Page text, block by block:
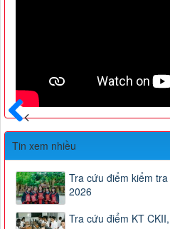
Trước
Tin xem nhiều
Tra cứu điểm kiểm
2026
Tra cứu điểm KT